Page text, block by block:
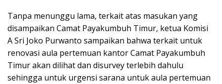
Tanpa menunggu lama, terkait atas masukan yang
disampaikan Camat Payakumbuh Timur, ketua Komisi
A Sri Joko Purwanto sampaikan bahwa terkait untuk
renovasi aula pertemuan kantor Camat Payakumbuh
Timur akan dilihat dan disurvey terlebih dahulu
sehingga untuk urgensi sarana untuk aula pertemuan